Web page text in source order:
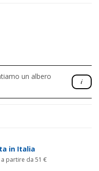
un albero
in Italia
partire da 51 €